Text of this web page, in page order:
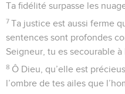
Ta fidélité surpasse les
7 Ta justice est aussi ferme
sentences sont profondes
Seigneur, tu es secourable à
8 Ô Dieu, qu’elle est
l’ombre de tes ailes que